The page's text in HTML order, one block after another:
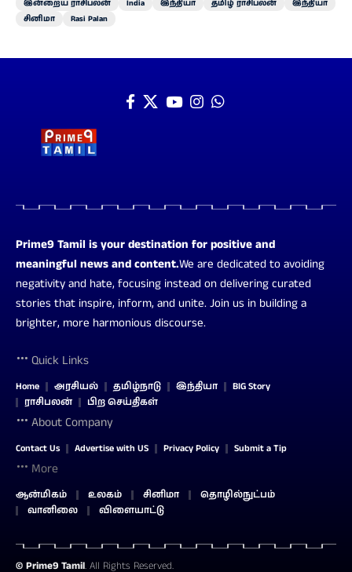
இன்றைய ராசிபலன்
India இந்தியா தமிழ் ராசிபலன்
இந்தியா
சினிமா
Rasi Palan
Prime9 Tamil is your destination for positive and
meaningful news and content.We are dedicated to avoiding
negativity and hate, focusing instead on delivering curated
stories that inspire, inform, and unite. Join us in building a
brighter, more harmonious discourse.
Quick Links
Home அரசியல் தமிழ்நாடு இந்தியா
BIG Story
ராசிபலன்
பிற செய்திகள்
About Company
Contact Us Advertise with US Privacy Policy Submit a Tip
More
ஆன்மிகம் உலகம் சினிமா
தொழில்நுட்பம்
வானிலை
விளையாட்டு
© Prime9 Tamil. All Rights Reserved.